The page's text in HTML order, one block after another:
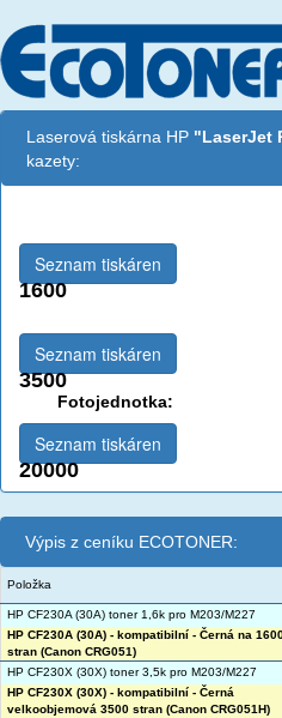
Laserová tiskárna HP "LaserJet
kazety:
1600
Seznam tiskáren
3500
Seznam tiskáren
Fotojednotka:
20000
Seznam tiskáren
Výpis z ceníku ECOTONER:
Položka
HP CF230A (30A) toner 1,6k pro M203/M227
HP CF230A (30A) - kompatibilní - Černá na
stran (Canon CRG051)
HP CF230X (30X) toner 3,5k pro M203/M227
HP CF230X (30X) - kompatibilní - Černá
velkoobjemová 3500 stran (Canon CRG051H)